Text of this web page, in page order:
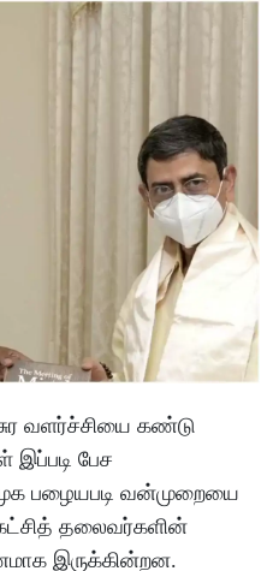
வளர்ச்சியை கண்டு
பேச
பழையபடி வன்முறையை
தலைவர்களின்
இருக்கின்றன.